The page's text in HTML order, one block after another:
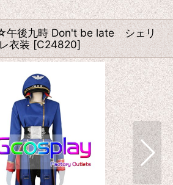
後九時 Don't be late シェリ
衣装 [C24820]